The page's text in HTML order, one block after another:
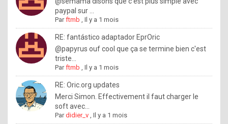
t
o
n
o
w
h
paypal sur ...
Parftmb ,Il y a 1 mois
RE: fantástico adaptador EprOric
@papyrus ouf cool que ça se termine bien c'est
triste...
Parftmb ,Il y a 1 mois
RE: Oric.org updates
Merci Simon. Effectivement il faut charger le
soft avec...
Pardidier_v ,Il y a 1 mois